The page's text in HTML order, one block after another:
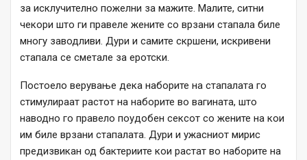
за исклучително пожелни за мажите. Малите, ситни
чекори што ги правеле жените со врзани стапала биле
многу заводливи. Дури и самите скршени, искривени
стапала се сметале за еротски.
Постоело верување дека наборите на стапалата го
стимулираат растот на наборите во вагината, што
наводно го правело поудобен сексот со жените на кои
им биле врзани стапалата. Дури и ужасниот мирис
предизвикан од бактериите кои растат во наборите на